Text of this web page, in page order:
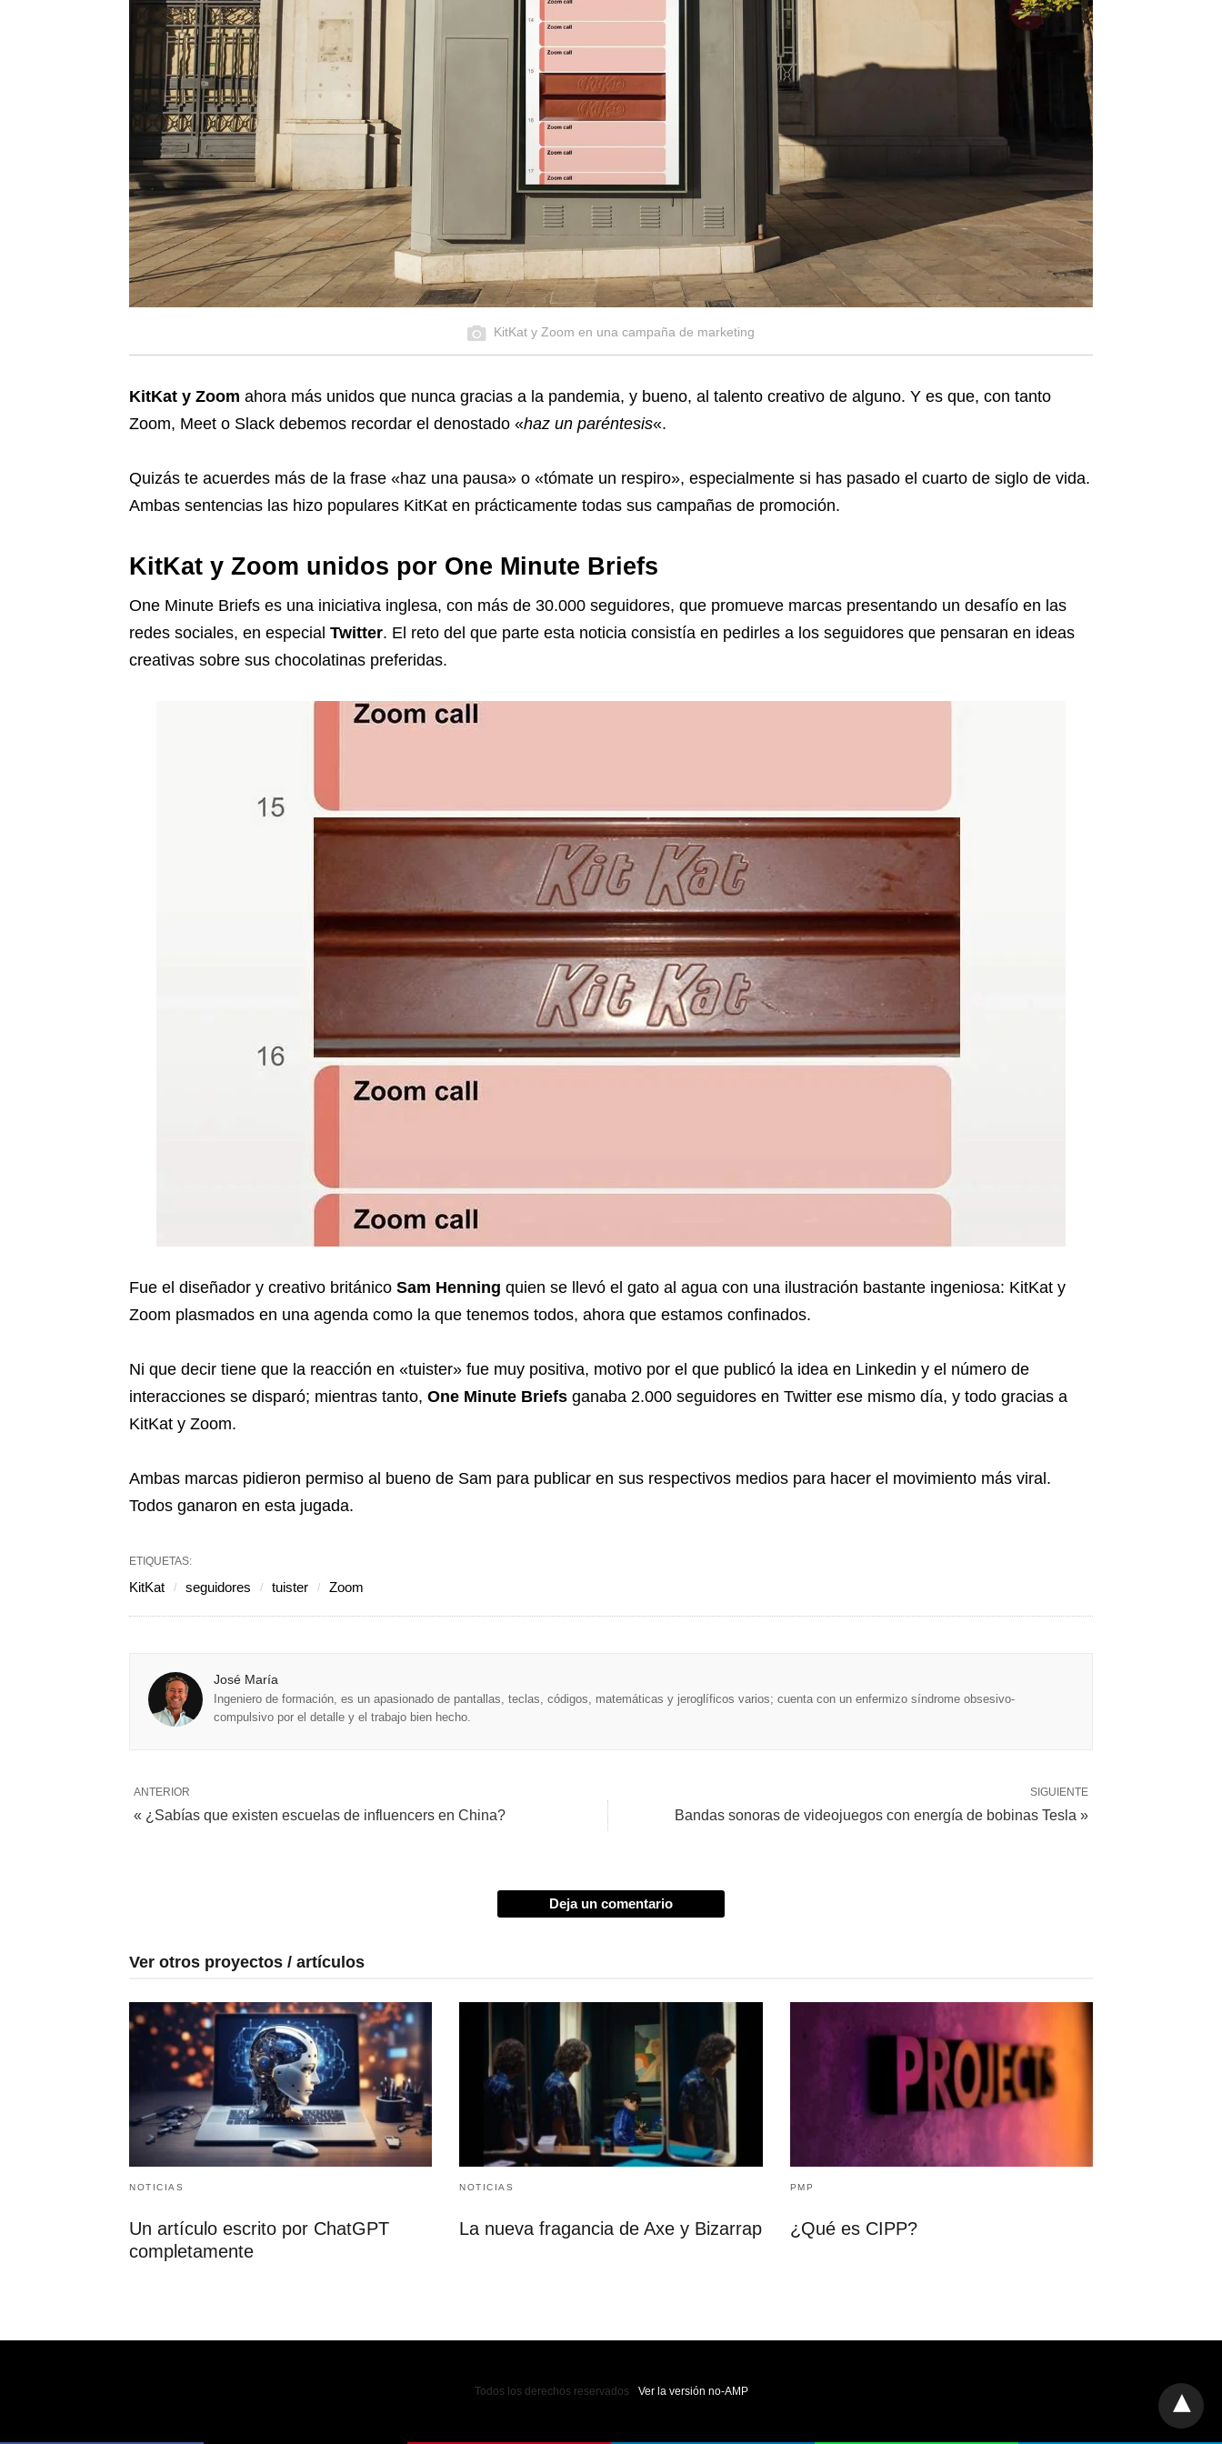
KitKat y Zoom en una campaña de marketing
KitKat y Zoom ahora más unidos que nunca gracias a la pandemia, y bueno, al talento creativo de alguno. Y es que, con tanto
Zoom, Meet o Slack debemos recordar el denostado «haz un paréntesis«.
Quizás te acuerdes más de la frase «haz una pausa» o «tómate un respiro», especialmente si has pasado el cuarto de siglo de vida.
Ambas sentencias las hizo populares KitKat en prácticamente todas sus campañas de promoción.
KitKat y Zoom unidos por One Minute Briefs
One Minute Briefs es una iniciativa inglesa, con más de 30.000 seguidores, que promueve marcas presentando un desafío en las
redes sociales, en especial Twitter. El reto del que parte esta noticia consistía en pedirles a los seguidores que pensaran en ideas
creativas sobre sus chocolatinas preferidas.
Fue el diseñador y creativo británico Sam Henning quien se llevó el gato al agua con una ilustración bastante ingeniosa: KitKat y
Zoom plasmados en una agenda como la que tenemos todos, ahora que estamos confinados.
Ni que decir tiene que la reacción en «tuister» fue muy positiva, motivo por el que publicó la idea en Linkedin y el número de
interacciones se disparó; mientras tanto, One Minute Briefs ganaba 2.000 seguidores en Twitter ese mismo día, y todo gracias a
KitKat y Zoom.
Ambas marcas pidieron permiso al bueno de Sam para publicar en sus respectivos medios para hacer el movimiento más viral.
Todos ganaron en esta jugada.
ETIQUETAS:
KitKat seguidores tuister Zoom
José María
Ingeniero de formación, es un apasionado de pantallas, teclas, códigos, matemáticas y jeroglíficos varios; cuenta con un enfermizo síndrome obsesivo-
compulsivo por el detalle y el trabajo bien hecho.
SIGUIENTE
Bandas sonoras de videojuegos con energía de bobinas Tesla »
ANTERIOR
« ¿Sabías que existen escuelas de influencers en China?
Deja un comentario
Ver otros proyectos / artículos
NOTICIAS
Un artículo escrito por ChatGPT
completamente
NOTICIAS
La nueva fragancia de Axe y Bizarrap
PMP
¿Qué es CIPP?
Todos los derechos reservados Ver la versión no-AMP